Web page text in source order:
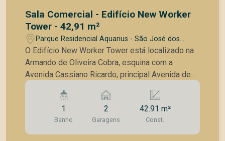
Sala Comercial - Edifício New Worker
Tower - 42,91 m²
Parque Residencial Aquarius - São José dos
Campos/SP
O Edifício New Worker Tower está localizado na
Armando de Oliveira Cobra, esquina com a
Avenida Cassiano Ricardo, principal Avenida de
acesso ao Jardim Aquarius. Área útil: 42,91 m² -
Sala no contrapiso - Banheiro - 2 Vagas cobertas
de garagem Conheça um pouco do Edifício New
Worker Tower: - 9 elevadores - 18 salas
comerciais por andar - Torre única - Portaria 24
1
Banho
2
Garagens
42.91 m²
Const.